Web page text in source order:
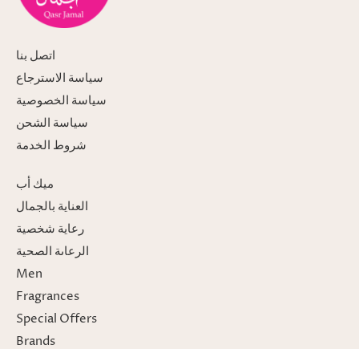
اتصل بنا
سياسة الاسترجاع
سياسة الخصوصية
سياسة الشحن
شروط الخدمة
ميك أب
العناية بالجمال
رعاية شخصية
الرعاىة الصحية
Men
Fragrances
Special Offers
Brands